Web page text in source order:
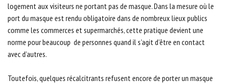
logement aux visiteurs ne portant pas de masque. Dans la mesure où le
port du masque est rendu obligatoire dans de nombreux lieux publics
comme les commerces et supermarchés, cette pratique devient une
norme pour beaucoup de personnes quand il s’agit d’être en contact
avec d’autres.
Toutefois, quelques récalcitrants refusent encore de porter un masque